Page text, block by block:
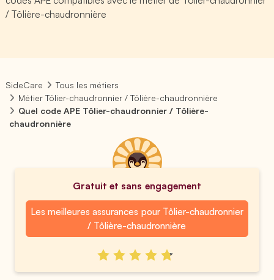
/ Tôlière-chaudronnière
SideCare
Tous les métiers
Métier Tôlier-chaudronnier / Tôlière-chaudronnière
Quel code APE Tôlier-chaudronnier / Tôlière-
chaudronnière
Gratuit et sans engagement
Les meilleures assurances pour Tôlier-chaudronnier
/ Tôlière-chaudronnière